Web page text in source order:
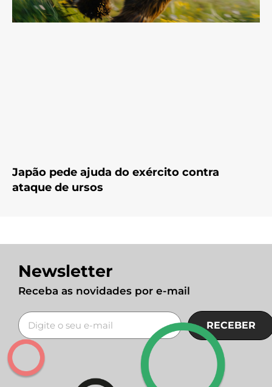
Japão pede ajuda do exército contra
ataque de ursos
Newsletter
Receba as novidades por e-mail
RECEBER